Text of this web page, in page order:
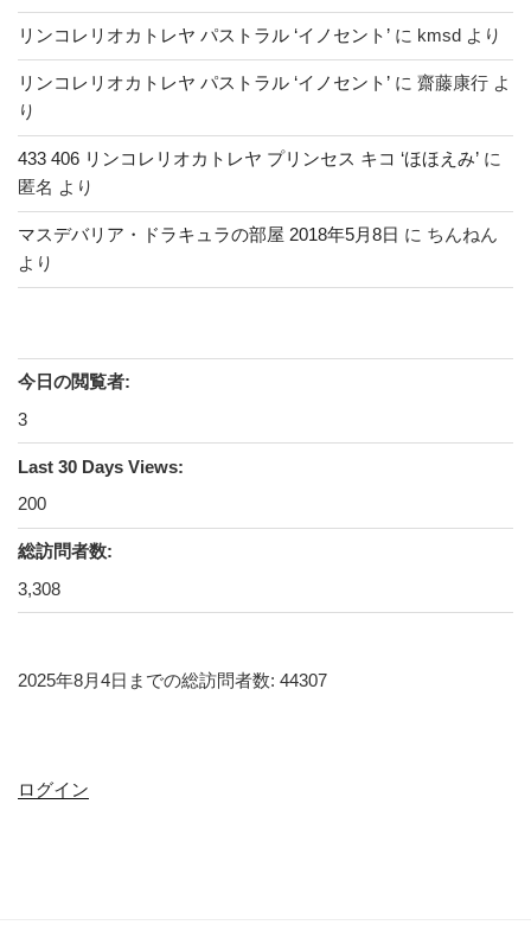
リンコレリオカトレヤ パストラル ‘イノセント’ に kmsd より
リンコレリオカトレヤ パストラル ‘イノセント’ に 齋藤康行 よ
り
433 406 リンコレリオカトレヤ プリンセス キコ ‘ほほえみ’ に
匿名 より
マスデバリア・ドラキュラの部屋 2018年5月8日 に ちんねん
より
今日の閲覧者:
3
Last 30 Days Views:
200
総訪問者数:
3,308
2025年8月4日までの総訪問者数: 44307
ログイン